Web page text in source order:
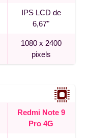
IPS LCD de
6,67"
1080 x 2400
pixels
Redmi Note 9
Pro 4G